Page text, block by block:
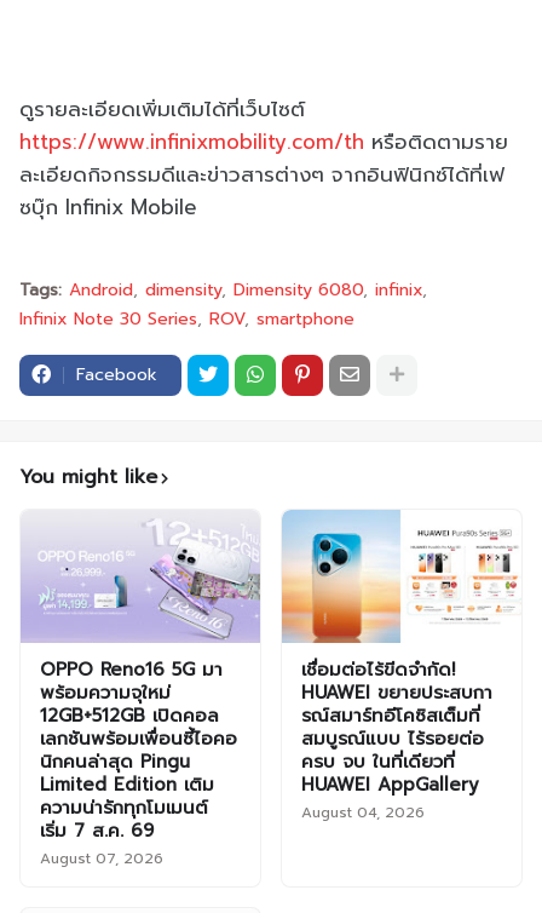
ดูรายละเอียดเพิ่มเติมได้ที่เว็บไซต์
https://www.infinixmobility.com/th หรือติดตามราย
ละเอียดกิจกรรมดีและข่าวสารต่างๆ จากอินฟินิกซ์ได้ที่เฟ
ซบุ๊ก Infinix Mobile
Tags: Android dimensity Dimensity 6080 infinix
Infinix Note 30 Series ROV smartphone
Facebook
You might like
OPPO Reno16 5G มา
พร้อมความจุใหม่
12GB+512GB เปิดคอล
เลกชันพร้อมเพื่อนซี้ไอคอ
นิกคนล่าสุด Pingu
Limited Edition เติม
ความน่ารักทุกโมเมนต์
เริ่ม 7 ส.ค. 69
August 07, 2026
เชื่อมต่อไร้ขีดจำกัด!
HUAWEI ขยายประสบกา
รณ์สมาร์ทอีโคซิสเต็มที่
สมบูรณ์แบบ ไร้รอยต่อ
ครบ จบ ในที่เดียวที่
HUAWEI AppGallery
August 04, 2026